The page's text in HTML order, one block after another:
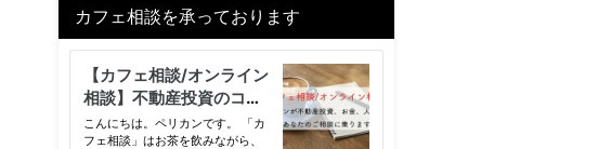
カフェ相談を承っております